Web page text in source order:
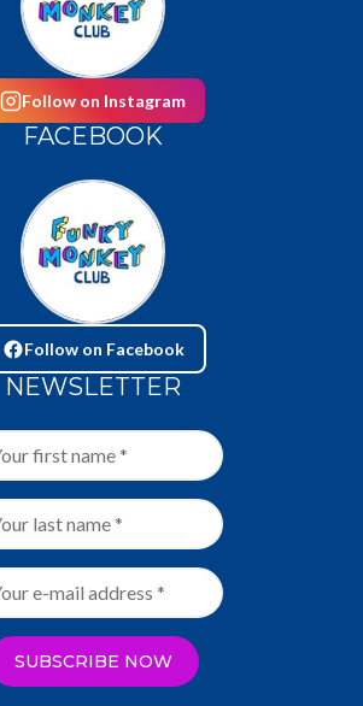
Follow on Instagram
FACEBOOK
Follow on Facebook
NEWSLETTER